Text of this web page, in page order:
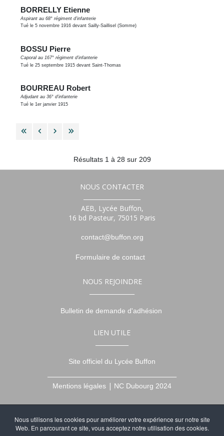
Nous utilisons les cookies pour améliorer votre expérience sur notre site
Web. En parcourant ce site, vous acceptez notre utilisation des cookies.
BORRELLY Etienne
Aspirant au 68° régiment d'infanterie
Tué le 5 novembre 1916 devant Sailly-Saillisel (Somme)
BOSSU Pierre
Caporal au 167° régiment d'infanterie
Tué le 25 septembre 1915 devant Saint-Thomas
BOURREAU Robert
Adjudant au 36° d'infanterie
Tué le 1er janvier 1915
Résultats 1 à 28 sur 209
NOUS CONTACTER
AEB, Lycée Buffon,
16 bd Pasteur, 75015 Paris
contact@buffon.org
Formulaire de contact
NOUS REJOINDRE
Bulletin de demande d'adhésion
LIEN UTILE
Site officiel du Lycée Buffon
Mentions légales | NC Dubourg 2024
______________